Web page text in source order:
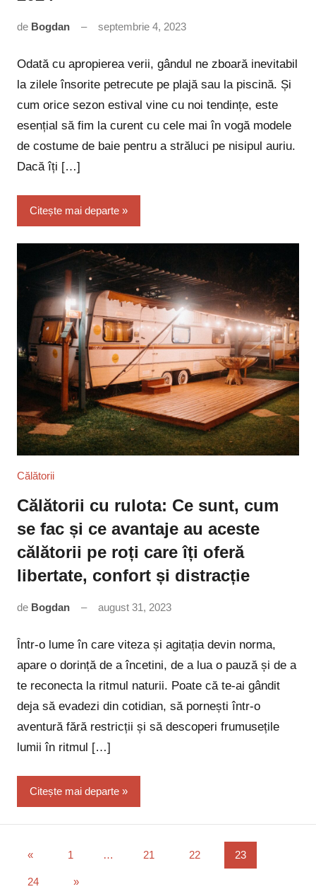
de Bogdan septembrie 4, 2023
Odată cu apropierea verii, gândul ne zboară inevitabil
la zilele însorite petrecute pe plajă sau la piscină. Și
cum orice sezon estival vine cu noi tendințe, este
esențial să fim la curent cu cele mai în vogă modele
de costume de baie pentru a străluci pe nisipul auriu.
Dacă îți […]
Citește mai departe
Călătorii
Călătorii cu rulota: Ce sunt, cum
se fac și ce avantaje au aceste
călătorii pe roți care îți oferă
libertate, confort și distracție
de Bogdan august 31, 2023
Într-o lume în care viteza și agitația devin norma,
apare o dorință de a încetini, de a lua o pauză și de a
te reconecta la ritmul naturii. Poate că te-ai gândit
deja să evadezi din cotidian, să pornești într-o
aventură fără restricții și să descoperi frumusețile
lumii în ritmul […]
Citește mai departe
Paginație
articole
«Articole
1 … 21 22 23
24
Articole
»